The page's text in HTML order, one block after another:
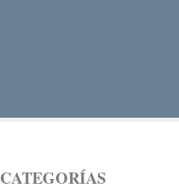
CATEGORÍAS